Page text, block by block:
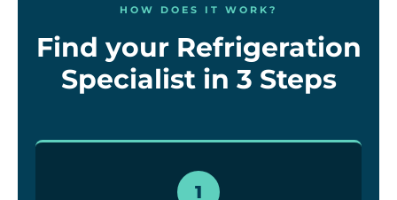
HOW DOES IT WORK?
Find your Refrigeration
Specialist in 3 Steps
1